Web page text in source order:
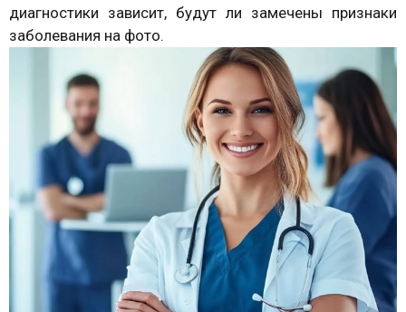
диагностики зависит, будут ли замечены признаки
заболевания на фото.